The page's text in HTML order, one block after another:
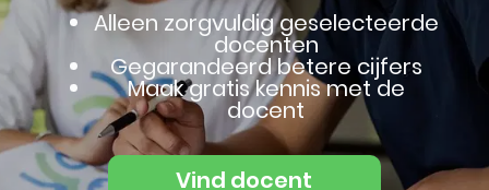
Alleen zorgvuldig geselecteerde
docenten
Gegarandeerd betere cijfers
Maak gratis kennis met de
docent
Vind docent